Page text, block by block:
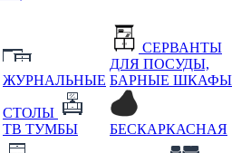
ЖУРНАЛЬНЫЕ
СТОЛЫ
ТВ ТУМБЫ
СЕРВАНТЫ
ДЛЯ ПОСУДЫ,
БАРНЫЕ ШКАФЫ
БЕСКАРКАСНАЯ